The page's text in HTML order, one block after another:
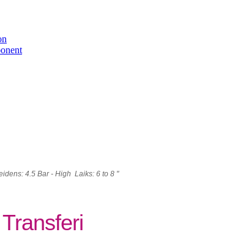
4.5 Bar - High Laiks: 6 to 8 "